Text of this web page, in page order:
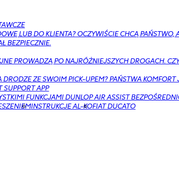
LUB DO KLIENTA? OCZYWIŚCIE CHCĄ
BEZPIECZNIE.
PROWADZĄ PO NAJRÓŻNIEJSZYCH DROGACH.
DRODZE ZE SWOIM PICK-UPEM? PAŃSTWA KOMFORT
SUPPORT APP
FUNKCJAMI DUNLOP AIR ASSIST
INSTRUKCJE AL-KOFIAT DUCATO